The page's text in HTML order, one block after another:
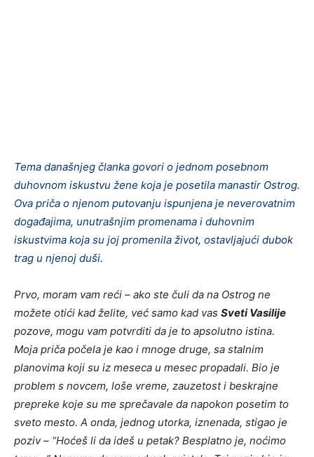
Tema današnjeg članka govori o jednom posebnom
duhovnom iskustvu žene koja je posetila manastir Ostrog.
Ova priča o njenom putovanju ispunjena je neverovatnim
događajima, unutrašnjim promenama i duhovnim
iskustvima koja su joj promenila život, ostavljajući dubok
trag u njenoj duši.
Prvo, moram vam reći – ako ste čuli da na Ostrog ne
možete otići kad želite, već samo kad vas Sveti Vasilije
pozove, mogu vam potvrditi da je to apsolutno istina.
Moja priča počela je kao i mnoge druge, sa stalnim
planovima koji su iz meseca u mesec propadali. Bio je
problem s novcem, loše vreme, zauzetost i beskrajne
prepreke koje su me sprečavale da napokon posetim to
sveto mesto. A onda, jednog utorka, iznenada, stigao je
poziv – “Hoćeš li da ideš u petak? Besplatno je, noćimo